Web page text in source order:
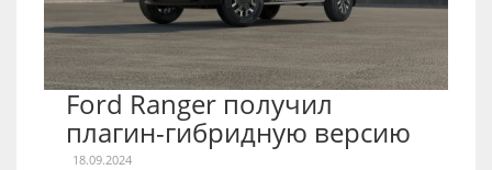
Ford Ranger получил
плагин-гибридную версию
18.09.2024